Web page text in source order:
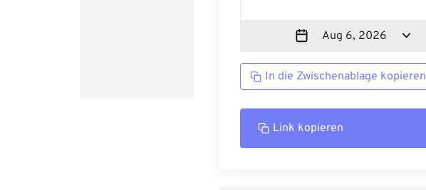
In die Zwischenablage kopieren
Link kopieren